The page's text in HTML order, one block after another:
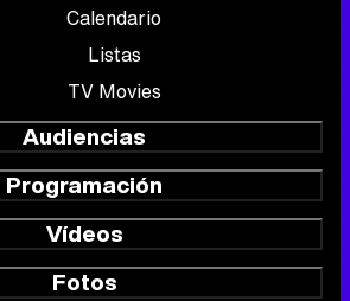
Calendario
Listas
TV Movies
Audiencias
Programación
Vídeos
Fotos